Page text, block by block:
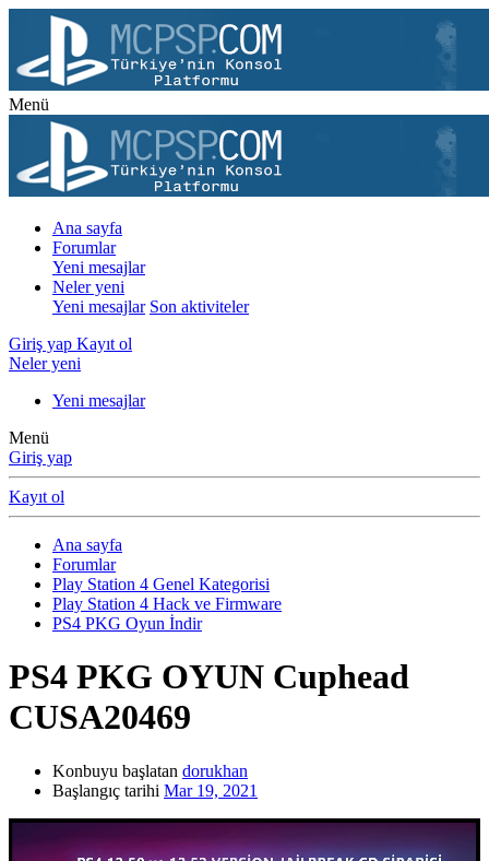
Menü
Ana sayfa
Forumlar
Yeni mesajlar
Neler yeni
Yeni mesajlar Son aktiviteler
Giriş yap Kayıt ol
Neler yeni
Yeni mesajlar
Menü
Giriş yap
Kayıt ol
Ana sayfa
Forumlar
Play Station 4 Genel Kategorisi
Play Station 4 Hack ve Firmware
PS4 PKG Oyun İndir
PS4 PKG OYUN Cuphead
CUSA20469
Konbuyu başlatan dorukhan
Başlangıç tarihi Mar 19, 2021